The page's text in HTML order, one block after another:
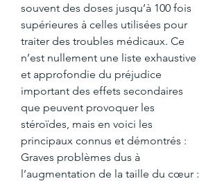
souvent des doses jusqu’à 100 fois
supérieures à celles utilisées pour
traiter des troubles médicaux. Ce
n’est nullement une liste exhaustive
et approfondie du préjudice
important des effets secondaires
que peuvent provoquer les
stéroïdes, mais en voici les
principaux connus et démontrés :
Graves problèmes dus à
l’augmentation de la taille du cœur :